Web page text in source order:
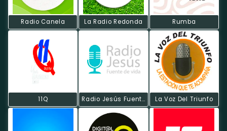
Radio Canela La Radio Redonda Rumba
11Q Radio Jesús Fuente De Vida La Voz Del Triunfo